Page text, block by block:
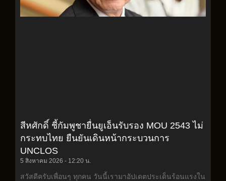
สีหศักดิ์ ชี้กัมพูชายื่นยูเอ็นรับรอง MOU 2543 ไม่
กระทบไทย ยืนยันเดินหน้ากระบวนการ
UNCLOS
5 สิงหาคม 2026 12:20 น.
สวัสดีครับเพื่อนๆ ทุกคน วันนี้เรามาอัปเดตประเด็นร้อนแรงใน